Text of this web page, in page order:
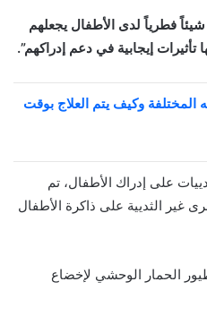
شيئاً فطرياً لدى الأطفال يجعلهم
إيجابية في دعم إدراكهم”.
وكيف يتم العلاج بوقت
على إدراك الأطفال، تم
غير الثديية على ذاكرة الأطفال
الحمار الوحشي لإخضاع